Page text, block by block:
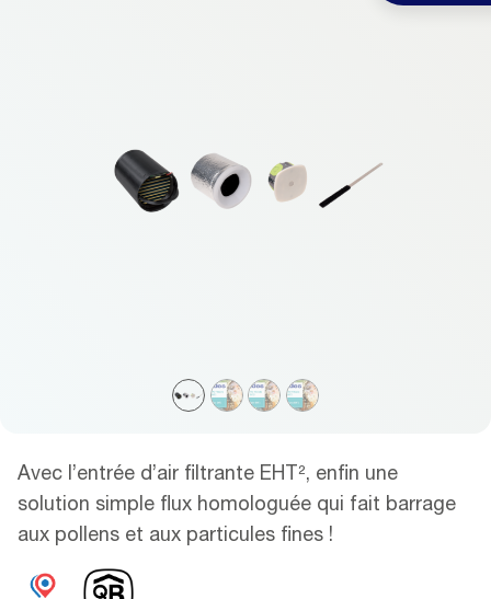
Avec l’entrée d’air filtrante EHT², enfin une
solution simple flux homologuée qui fait barrage
aux pollens et aux particules fines !